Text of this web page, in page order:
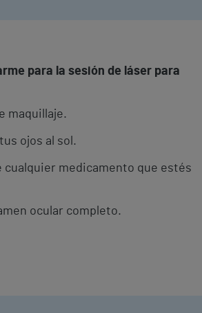
para la sesión de láser para
maquillaje.
ojos al sol.
cualquier medicamento que estés
ocular completo.